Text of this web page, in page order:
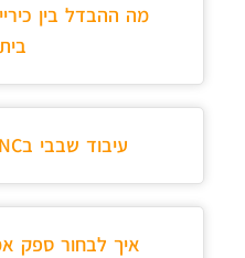
מה ההבדל בין
עיבוד שבבי בCNC- איך זה עובד?
איך לבחור ספק